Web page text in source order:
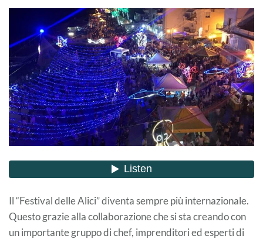
Il “Festival delle Alici” diventa sempre più internazionale.
Questo grazie alla collaborazione che si sta creando con
un importante gruppo di chef, imprenditori ed esperti di